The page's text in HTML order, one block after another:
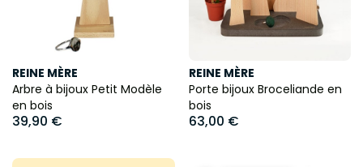
REINE MÈRE
Arbre à bijoux Petit Modèle
en bois
39,90 €
REINE MÈRE
Porte bijoux Broceliande en
bois
63,00 €